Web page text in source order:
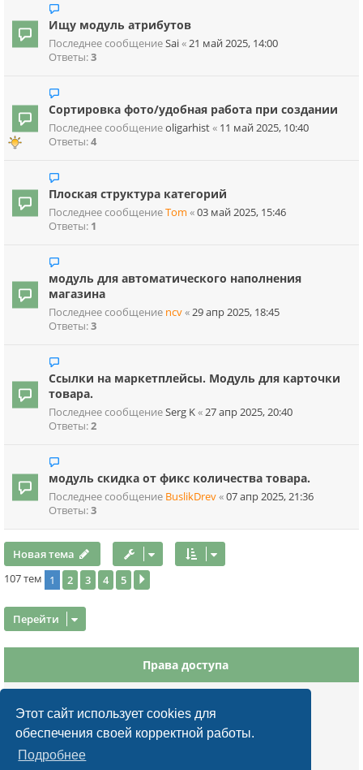
Этот сайт использует cookies для
обеспечения своей корректной работы.
Подробнее
Ищу модуль атрибутов
Последнее сообщениеSai«21 май 2025, 14:00
Ответы:3
Сортировка фото/удобная работа при создании
Последнее сообщениеoligarhist« 11 май 2025, 10:40
Ответы:4
Плоская структура категорий
Последнее сообщениеTom «03 май 2025, 15:46
Ответы: 1
модуль для автоматического наполнения
магазина
Последнее сообщение ncv«29 апр 2025, 18:45
Ответы:3
Ссылки на маркетплейсы. Модуль для карточки
товара.
Последнее сообщениеSerg K«27 апр 2025, 20:40
Ответы:2
модуль скидка от фикс количества товара.
Последнее сообщение BuslikDrev«07 апр 2025, 21:36
Ответы:3
Новая тема
107 тем 1 2 3 4 5
Перейти
Права доступа
Выне можетеотвечать на сообщения
Выне можетередактировать свои сообщения
Вы
не можете
Выне можете